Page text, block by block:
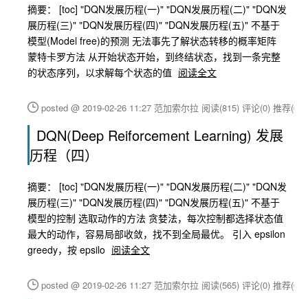
摘要： [toc] "DQN发展历程(一)" "DQN发展历程(二)" "DQN发
展历程(三)" "DQN发展历程(四)" "DQN发展历程(五)" 不基于
模型(Model free)的预测 无法事先了解状态转移的概率矩阵
蒙特卡罗方法 从开始状态开始，到终结状态，找到一条完整
的状态序列，以求解每个状态的值 阅读全文
posted @ 2019-02-26 11:27 范加索尔拉 阅读(815) 评论(0) 推荐(0)
DQN(Deep Reiforcement Learning) 发展
历程（四）
摘要： [toc] "DQN发展历程(一)" "DQN发展历程(二)" "DQN发
展历程(三)" "DQN发展历程(四)" "DQN发展历程(五)" 不基于
模型的控制 选取动作的方法 贪婪法，每次控制都选择状态值
最大的动作，容易局部收敛，找不到全局最优。 引入 epsilon
greedy，按 epsilo 阅读全文
posted @ 2019-02-26 11:27 范加索尔拉 阅读(565) 评论(0) 推荐(0)